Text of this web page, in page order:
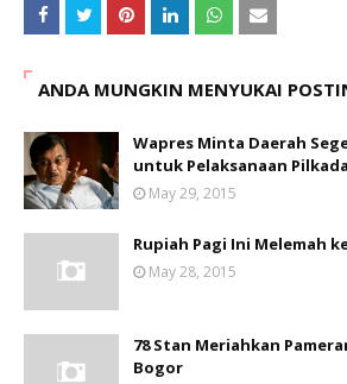
ANDA MUNGKIN MENYUKAI
Wapres Minta Daerah
untuk Pelaksanaan Pilkada
May 29, 2015
Rupiah Pagi Ini Melemah
May 28, 2015
78 Stan Meriahkan
Bogor